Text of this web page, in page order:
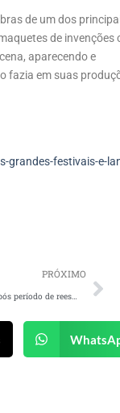
de um dos
de invenções
aparecendo e
fazia em suas
grandes-festivais-e-
PRÓXIMO
ABP apresenta nova diretoria após período de reestruturação